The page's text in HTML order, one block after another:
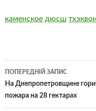
каменское дюсш
Навігація
по
записам
ПОПЕРЕДНІЙ ЗАПИС
На Днепропетровщине
пожара на 28 гектарах